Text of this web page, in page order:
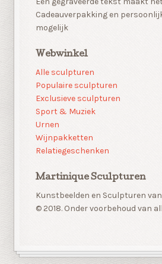
Cadeauverpakking en
mogelijk
Webwinkel
Alle sculpturen
Populaire sculpturen
Exclusieve sculpturen
Sport & Muziek
Urnen
Wijnpakketten
Relatiegeschenken
Martinique Sculpturen
Kunstbeelden en Sculpturen
© 2018. Onder voorbehoud van